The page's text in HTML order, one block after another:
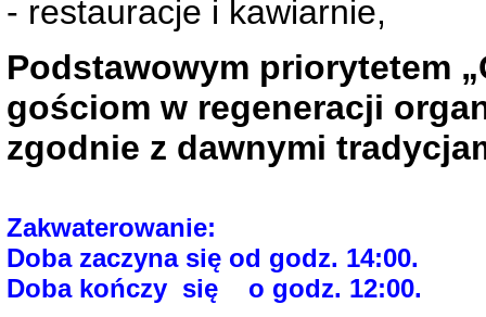
- restauracje i kawiarnie,
Podstawowym priorytetem
gościom w regeneracji
zgodnie z dawnymi
Zakwaterowanie:
Doba zaczyna się od godz. 14:00.
Doba kończy się o godz. 12:00.